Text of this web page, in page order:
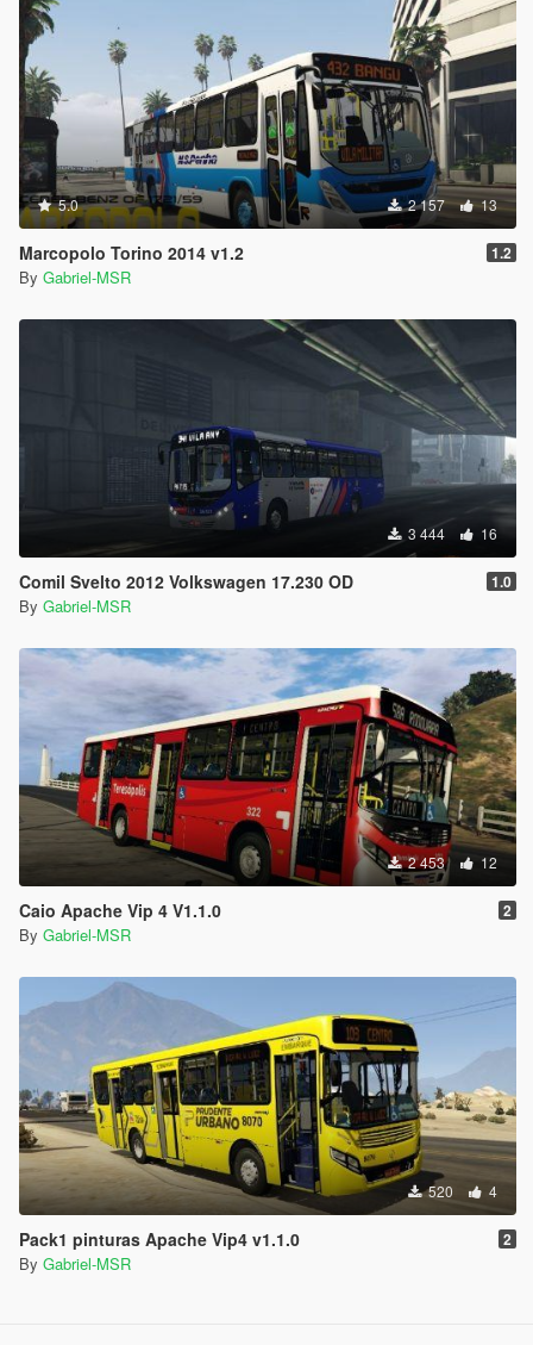
5.0 2 157 13
Marcopolo Torino 2014 v1.2 1.2
By Gabriel-MSR
3 444 16
Comil Svelto 2012 Volkswagen 17.230 OD 1.0
By Gabriel-MSR
2 453 12
Caio Apache Vip 4 V1.1.0 2
By Gabriel-MSR
520 4
Pack1 pinturas Apache Vip4 v1.1.0 2
By Gabriel-MSR